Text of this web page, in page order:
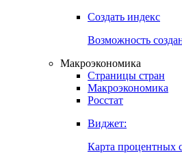
Создать индекс
Возможность
Макроэкономика
Страницы стран
Макроэкономика
Росстат
Виджет:
Карта процентных